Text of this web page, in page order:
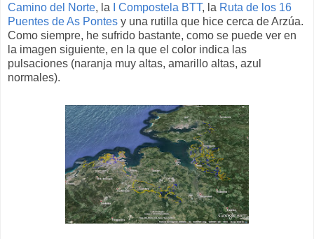
Camino del Norte, la I Compostela BTT, la Ruta de los 16
Puentes de As Pontes y una rutilla que hice cerca de Arzúa.
Como siempre, he sufrido bastante, como se puede ver en
la imagen siguiente, en la que el color indica las
pulsaciones (naranja muy altas, amarillo altas, azul
normales).